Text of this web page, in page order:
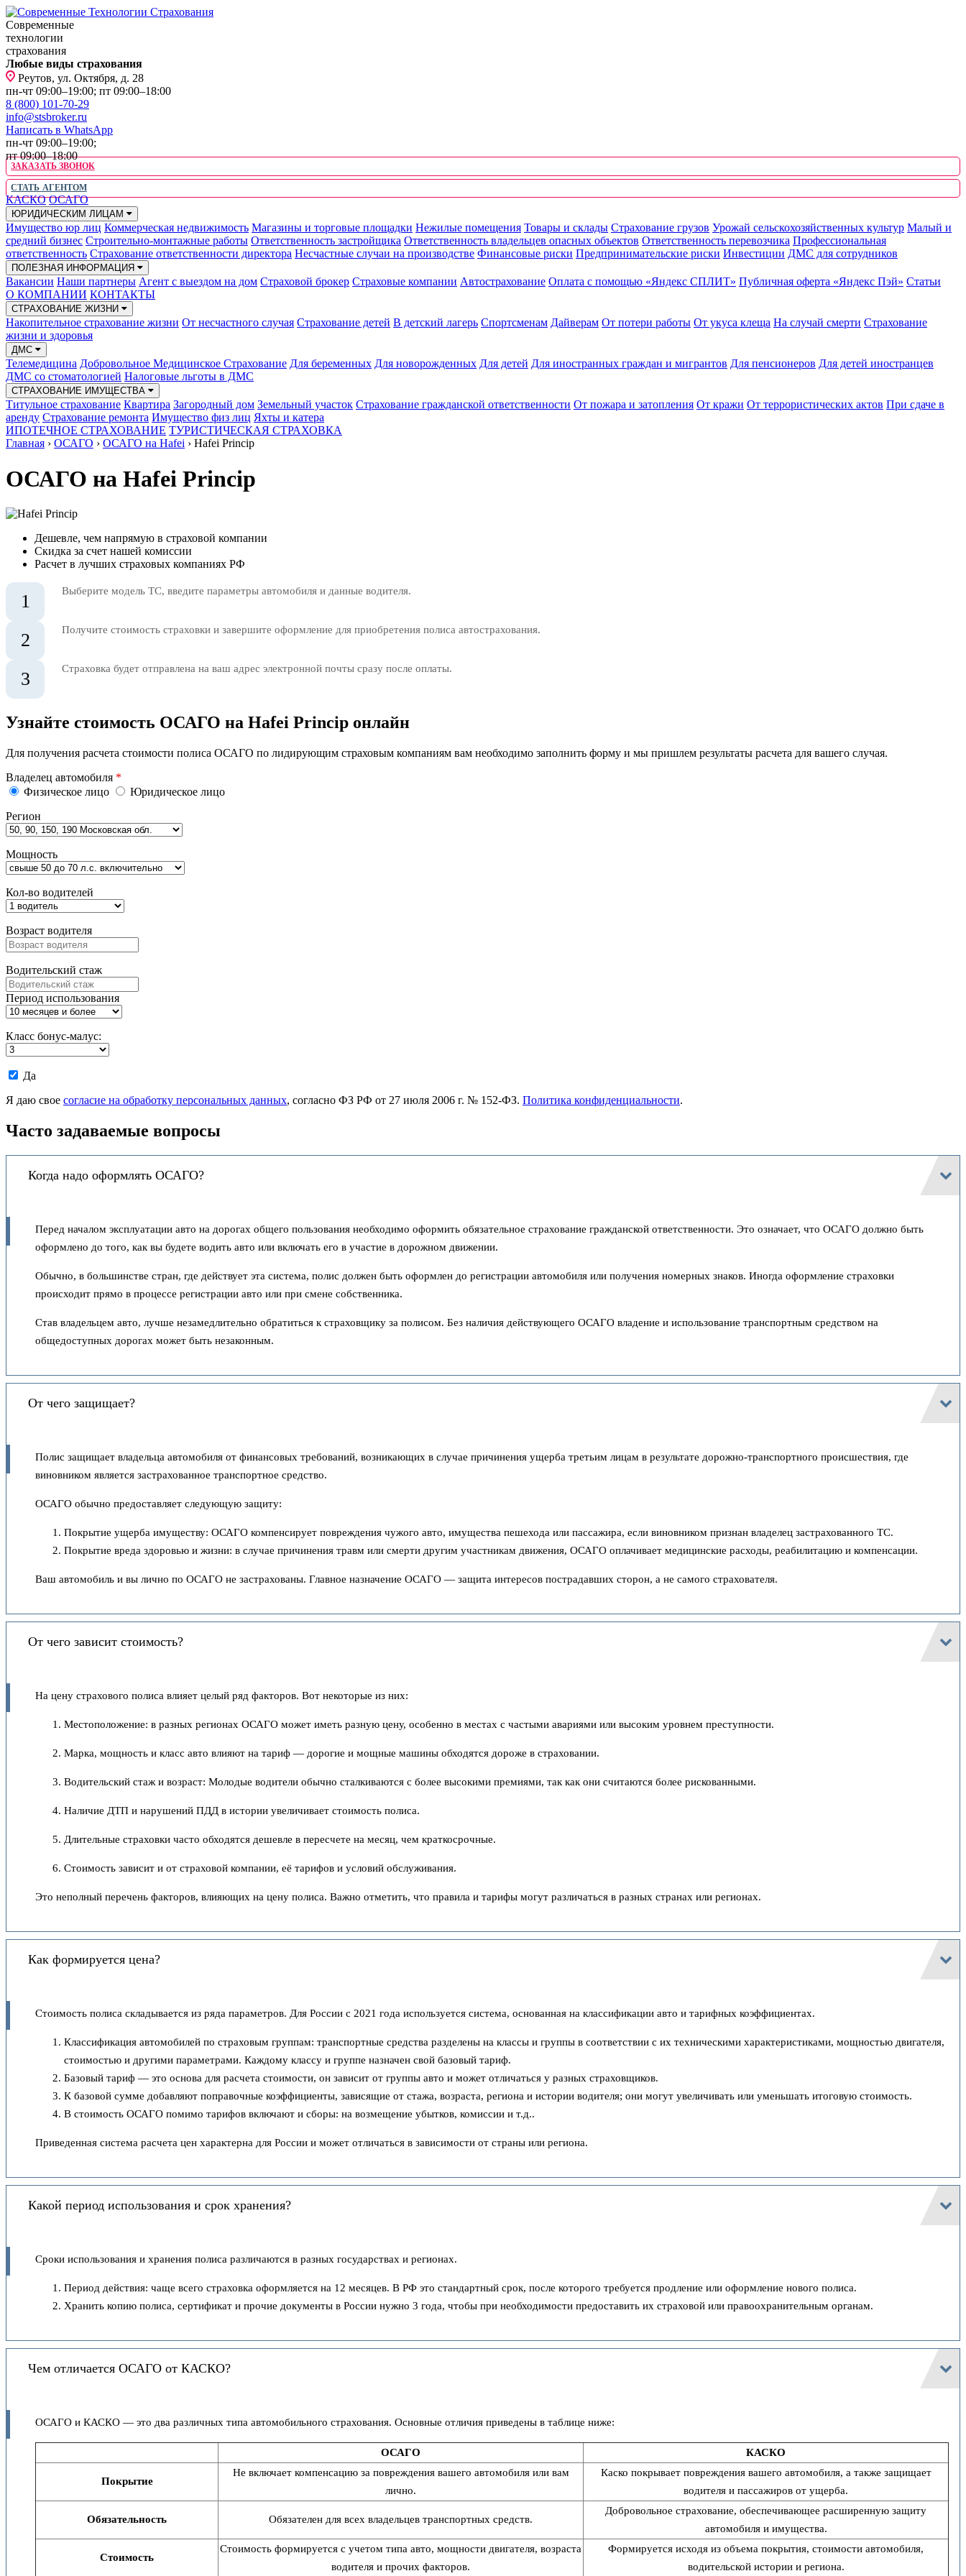
Современные
технологии
страхования
Любые виды страхования
Реутов, ул. Октября, д. 28
пн-чт 09:00–19:00; пт 09:00–18:00
8 (800) 101-70-29
info@stsbroker.ru
Написать в WhatsApp
пн-чт 09:00–19:00;
пт 09:00–18:00
ЗАКАЗАТЬ ЗВОНОК
СТАТЬ АГЕНТОМ
КАСКО ОСАГО
ЮРИДИЧЕСКИМ ЛИЦАМ
Имущество юр лиц Коммерческая недвижимость Магазины и торговые площадки Нежилые помещения Товары и склады Страхование грузов Урожай сельскохозяйственных культур Малый и
средний бизнес Строительно-монтажные работы Ответственность застройщика Ответственность владельцев опасных объектов Ответственность перевозчика Профессиональная
ответственность Страхование ответственности директора Несчастные случаи на производстве Финансовые риски Предпринимательские риски Инвестиции ДМС для сотрудников
ПОЛЕЗНАЯ ИНФОРМАЦИЯ
Вакансии Наши партнеры Агент с выездом на дом Страховой брокер Страховые компании Автострахование Оплата с помощью «Яндекс СПЛИТ» Публичная оферта «Яндекс Пэй» Статьи
О КОМПАНИИ КОНТАКТЫ
СТРАХОВАНИЕ ЖИЗНИ
Накопительное страхование жизни От несчастного случая Страхование детей В детский лагерь Спортсменам Дайверам От потери работы От укуса клеща На случай смерти Страхование
жизни и здоровья
ДМС
Телемедицина Добровольное Медицинское Страхование Для беременных Для новорожденных Для детей Для иностранных граждан и мигрантов Для пенсионеров Для детей иностранцев
ДМС со стоматологией Налоговые льготы в ДМС
СТРАХОВАНИЕ ИМУЩЕСТВА
Титульное страхование Квартира Загородный дом Земельный участок Страхование гражданской ответственности От пожара и затопления От кражи От террористических актов При сдаче в
аренду Страхование ремонта Имущество физ лиц Яхты и катера
ИПОТЕЧНОЕ СТРАХОВАНИЕ ТУРИСТИЧЕСКАЯ СТРАХОВКА
Главная › ОСАГО › ОСАГО на Hafei › Hafei Princip
ОСАГО на Hafei Princip
Дешевле, чем напрямую в страховой компании
Скидка за счет нашей комиссии
Расчет в лучших страховых компаниях РФ
1 Выберите модель ТС, введите параметры автомобиля и данные водителя.
2 Получите стоимость страховки и завершите оформление для приобретения полиса автострахования.
3 Страховка будет отправлена на ваш адрес электронной почты сразу после оплаты.
Узнайте стоимость ОСАГО на Hafei Princip онлайн
Для получения расчета стоимости полиса ОСАГО по лидирующим страховым компаниям вам необходимо заполнить форму и мы пришлем результаты расчета для вашего случая.
Владелец автомобиля *
Физическое лицо
Юридическое лицо
Регион
Мощность
Кол-во водителей
Возраст водителя
Водительский стаж
Период использования
Класс бонус-малус:
Даю
на
моих
персональных
Да
Я даю свое согласие на обработку персональных данных, согласно ФЗ РФ от 27 июля 2006 г. № 152-ФЗ. Политика конфиденциальности.
Часто задаваемые вопросы
Когда надо оформлять ОСАГО?
Перед началом эксплуатации авто на дорогах общего пользования необходимо оформить обязательное страхование гражданской ответственности. Это означает, что ОСАГО должно быть
оформлено до того, как вы будете водить авто или включать его в участие в дорожном движении.
Обычно, в большинстве стран, где действует эта система, полис должен быть оформлен до регистрации автомобиля или получения номерных знаков. Иногда оформление страховки
происходит прямо в процессе регистрации авто или при смене собственника.
Став владельцем авто, лучше незамедлительно обратиться к страховщику за полисом. Без наличия действующего ОСАГО владение и использование транспортным средством на
общедоступных дорогах может быть незаконным.
От чего защищает?
Полис защищает владельца автомобиля от финансовых требований, возникающих в случае причинения ущерба третьим лицам в результате дорожно-транспортного происшествия, где
виновником является застрахованное транспортное средство.
ОСАГО обычно предоставляет следующую защиту:
Покрытие ущерба имуществу: ОСАГО компенсирует повреждения чужого авто, имущества пешехода или пассажира, если виновником признан владелец застрахованного ТС.
Покрытие вреда здоровью и жизни: в случае причинения травм или смерти другим участникам движения, ОСАГО оплачивает медицинские расходы, реабилитацию и компенсации.
Ваш автомобиль и вы лично по ОСАГО не застрахованы. Главное назначение ОСАГО — защита интересов пострадавших сторон, а не самого страхователя.
От чего зависит стоимость?
На цену страхового полиса влияет целый ряд факторов. Вот некоторые из них:
Местоположение: в разных регионах ОСАГО может иметь разную цену, особенно в местах с частыми авариями или высоким уровнем преступности.
Марка, мощность и класс авто влияют на тариф — дорогие и мощные машины обходятся дороже в страховании.
Водительский стаж и возраст: Молодые водители обычно сталкиваются с более высокими премиями, так как они считаются более рискованными.
Наличие ДТП и нарушений ПДД в истории увеличивает стоимость полиса.
Длительные страховки часто обходятся дешевле в пересчете на месяц, чем краткосрочные.
Стоимость зависит и от страховой компании, её тарифов и условий обслуживания.
Это неполный перечень факторов, влияющих на цену полиса. Важно отметить, что правила и тарифы могут различаться в разных странах или регионах.
Как формируется цена?
Стоимость полиса складывается из ряда параметров. Для России с 2021 года используется система, основанная на классификации авто и тарифных коэффициентах.
Классификация автомобилей по страховым группам: транспортные средства разделены на классы и группы в соответствии с их техническими характеристиками, мощностью двигателя,
стоимостью и другими параметрами. Каждому классу и группе назначен свой базовый тариф.
Базовый тариф — это основа для расчета стоимости, он зависит от группы авто и может отличаться у разных страховщиков.
К базовой сумме добавляют поправочные коэффициенты, зависящие от стажа, возраста, региона и истории водителя; они могут увеличивать или уменьшать итоговую стоимость.
В стоимость ОСАГО помимо тарифов включают и сборы: на возмещение убытков, комиссии и т.д..
Приведенная система расчета цен характерна для России и может отличаться в зависимости от страны или региона.
Какой период использования и срок хранения?
Сроки использования и хранения полиса различаются в разных государствах и регионах.
Период действия: чаще всего страховка оформляется на 12 месяцев. В РФ это стандартный срок, после которого требуется продление или оформление нового полиса.
Хранить копию полиса, сертификат и прочие документы в России нужно 3 года, чтобы при необходимости предоставить их страховой или правоохранительным органам.
Чем отличается ОСАГО от КАСКО?
ОСАГО и КАСКО — это два различных типа автомобильного страхования. Основные отличия приведены в таблице ниже:
ОСАГО КАСКО
Покрытие
Не включает компенсацию за повреждения вашего автомобиля или вам
лично.
Каско покрывает повреждения вашего автомобиля, а также защищает
водителя и пассажиров от ущерба.
Обязательность Обязателен для всех владельцев транспортных средств.
Добровольное страхование, обеспечивающее расширенную защиту
автомобиля и имущества.
Стоимость
Стоимость формируется с учетом типа авто, мощности двигателя, возраста
водителя и прочих факторов.
Формируется исходя из объема покрытия, стоимости автомобиля,
водительской истории и региона.